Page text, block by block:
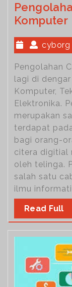
Komputer
cyborg
Pengolahan
lagi di
Komputer,
Elektronika.
merupakan
terdapat
bagi orang-
citera digitial
oleh telinga.
salah satu
ilmu
Read Full